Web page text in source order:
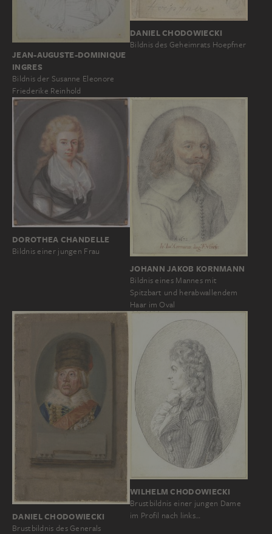
JEAN-AUGUSTE-DOMINIQUE
INGRES
Bildnis der Susanne Eleonore
Friederike Reinhold
DANIEL CHODOWIECKI
Bildnis des Geheimrats Hoepfner
DOROTHEA CHANDELLE
Bildnis einer jungen Frau
JOHANN JAKOB KORNMANN
Bildnis eines Mannes mit
Spitzbart und herabwallendem
Haar im Oval
DANIEL CHODOWIECKI
Brustbildnis des Generals
WILHELM CHODOWIECKI
Brustbildnis einer jungen Dame
im Profil nach links…